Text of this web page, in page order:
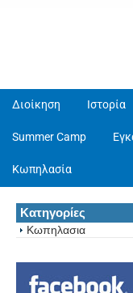
Διοίκηση Ιστορία
Summer Camp
Κωπηλασία
Κατηγορίες
Κωπηλασια